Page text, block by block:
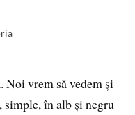
Noi vrem să vedem și
simple, în alb și negru